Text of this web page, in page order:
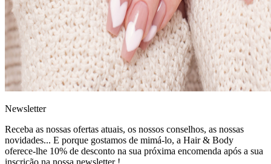
Newsletter
Receba as nossas ofertas atuais, os nossos conselhos, as nossas
novidades... E porque gostamos de mimá-lo, a Hair & Body
oferece-lhe 10% de desconto na sua próxima encomenda após a sua